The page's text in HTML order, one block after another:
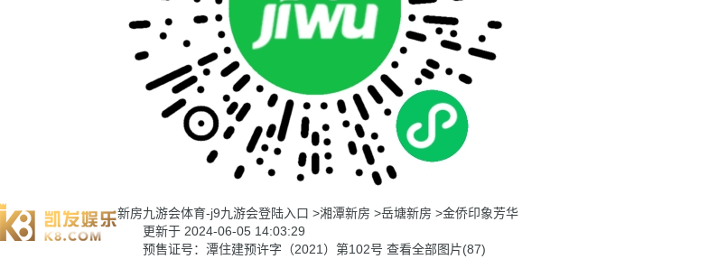
新房九游会体育-j9九游会登陆入口 >湘潭新房 >岳塘新房 >金侨印象芳华
更新于 2024-06-05 14:03:29
预售证号：潭住建预许字（2021）第102号 查看全部图片(87)